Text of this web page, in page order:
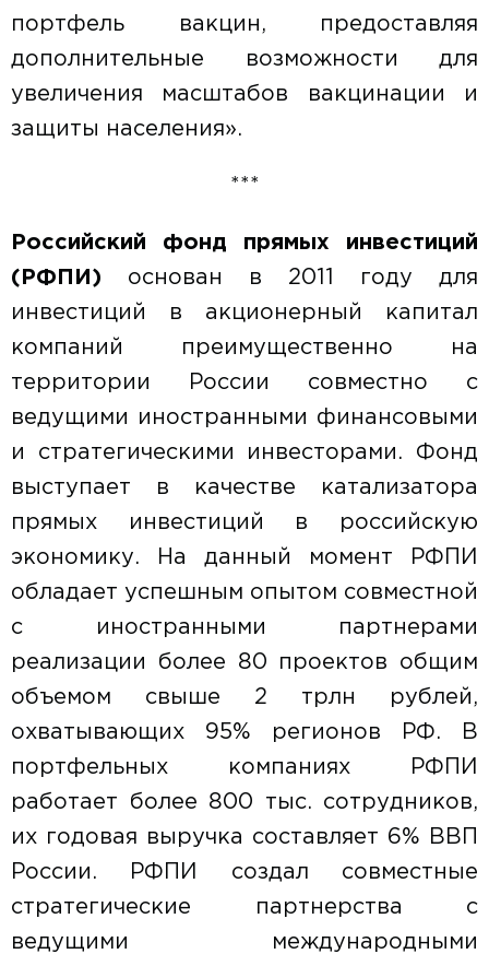
портфель вакцин, предоставляя
дополнительные возможности для
увеличения масштабов вакцинации и
защиты населения».
***
Российский фонд прямых инвестиций
(РФПИ) основан в 2011 году для
инвестиций в акционерный капитал
компаний преимущественно на
территории России совместно с
ведущими иностранными финансовыми
и стратегическими инвесторами. Фонд
выступает в качестве катализатора
прямых инвестиций в российскую
экономику. На данный момент РФПИ
обладает успешным опытом совместной
с иностранными партнерами
реализации более 80 проектов общим
объемом свыше 2 трлн рублей,
охватывающих 95% регионов РФ. В
портфельных компаниях РФПИ
работает более 800 тыс. сотрудников,
их годовая выручка составляет 6% ВВП
России. РФПИ создал совместные
стратегические партнерства с
ведущими международными